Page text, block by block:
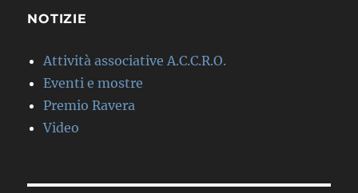
NOTIZIE
Attività associative A.C.C.R.O.
Eventi e mostre
Premio Ravera
Video